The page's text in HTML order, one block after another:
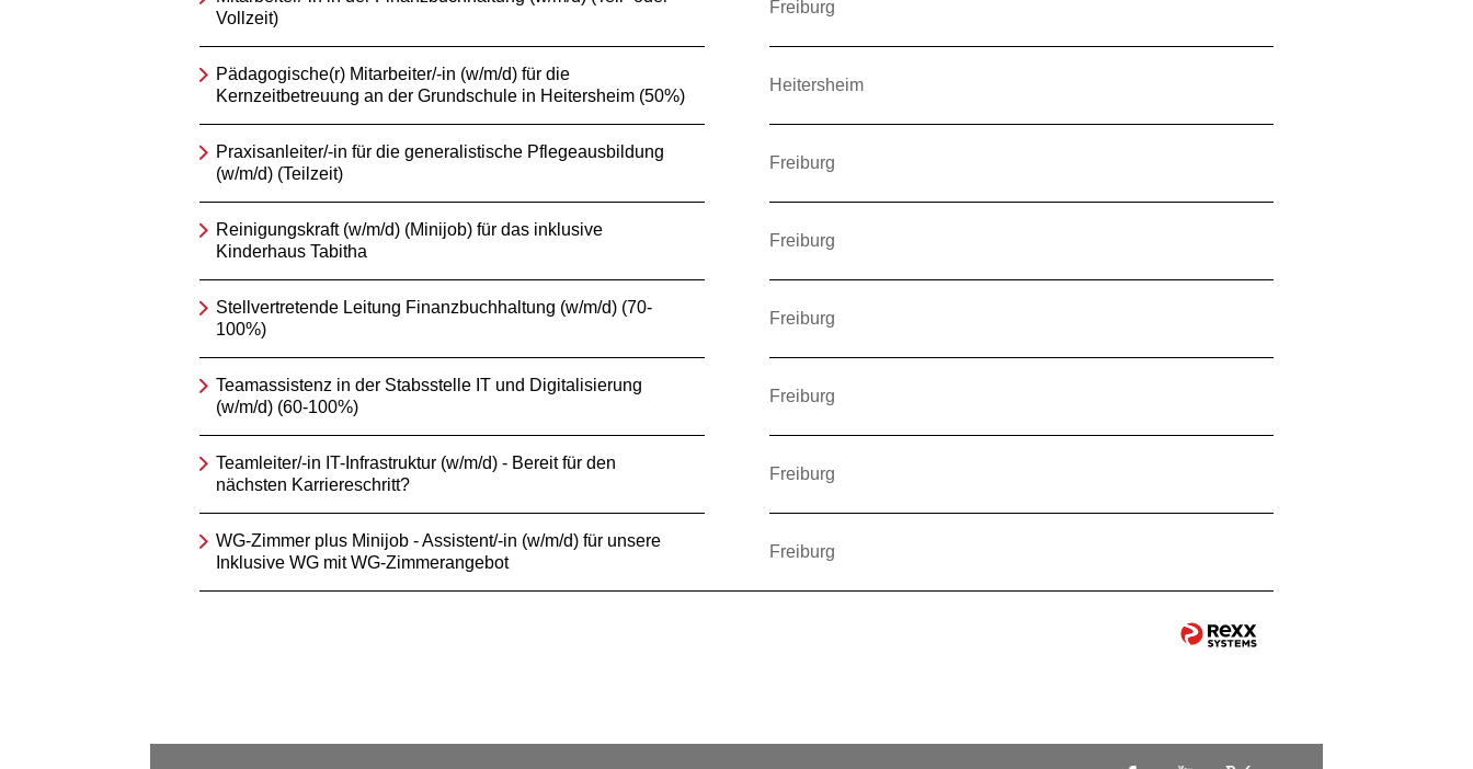
Vollzeit)
Freiburg
Pädagogische(r) Mitarbeiter/-in (w/m/d) für die
Kernzeitbetreuung an der Grundschule in Heitersheim (50%)
Heitersheim
Praxisanleiter/-in für die generalistische Pflegeausbildung
(w/m/d) (Teilzeit)
Freiburg
Reinigungskraft (w/m/d) (Minijob) für das inklusive
Kinderhaus Tabitha
Freiburg
Stellvertretende Leitung Finanzbuchhaltung (w/m/d) (70-
100%)
Freiburg
Teamassistenz in der Stabsstelle IT und Digitalisierung
(w/m/d) (60-100%)
Freiburg
Teamleiter/-in IT-Infrastruktur (w/m/d) - Bereit für den
nächsten Karriereschritt?
Freiburg
WG-Zimmer plus Minijob - Assistent/-in (w/m/d) für unsere
Inklusive WG mit WG-Zimmerangebot
Freiburg